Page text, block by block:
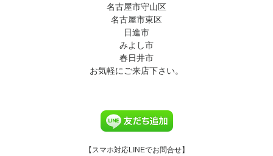
名古屋市守山区
名古屋市東区
日進市
みよし市
春日井市
お気軽にご来店下さい。
【スマホ対応LINEでお問合せ】